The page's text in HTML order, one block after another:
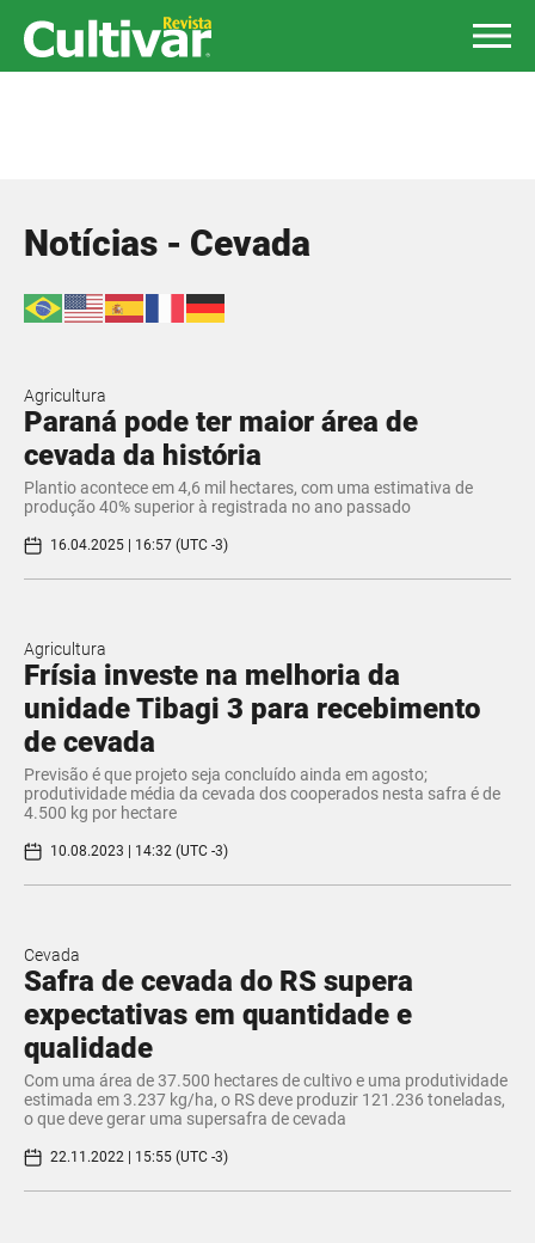
Notícias - Cevada
Agricultura
Paraná pode ter maior área de
cevada da história
Plantio acontece em 4,6 mil hectares, com uma estimativa de
produção 40% superior à registrada no ano passado
16.04.2025 | 16:57 (UTC -3)
Agricultura
Frísia investe na melhoria da
unidade Tibagi 3 para recebimento
de cevada
Previsão é que projeto seja concluído ainda em agosto;
produtividade média da cevada dos cooperados nesta safra é de
4.500 kg por hectare
10.08.2023 | 14:32 (UTC -3)
Cevada
Safra de cevada do RS supera
expectativas em quantidade e
qualidade
Com uma área de 37.500 hectares de cultivo e uma produtividade
estimada em 3.237 kg/ha, o RS deve produzir 121.236 toneladas,
o que deve gerar uma supersafra de cevada
22.11.2022 | 15:55 (UTC -3)